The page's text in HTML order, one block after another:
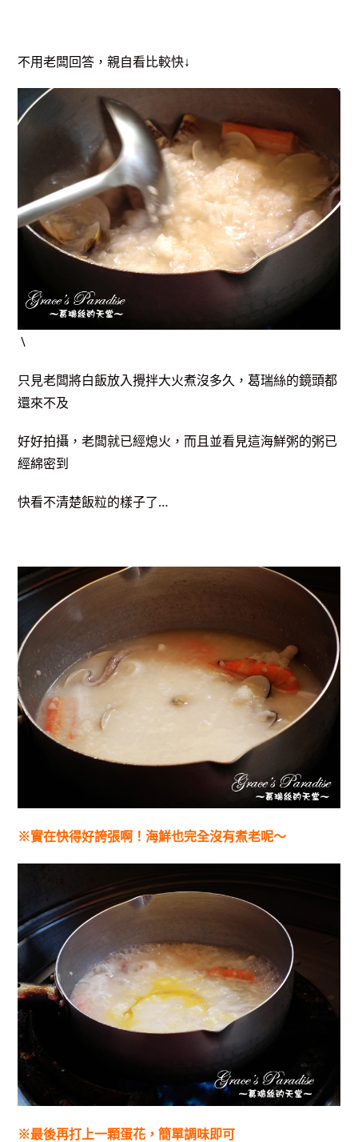
不用老闆回答，親自看比較快↓
\
只見老闆將白飯放入攪拌大火煮沒多久，葛瑞絲的鏡頭都
還來不及
好好拍攝，老闆就已經熄火，而且並看見這海鮮粥的粥已
經綿密到
快看不清楚飯粒的樣子了…
※實在快得好誇張啊！海鮮也完全沒有煮老呢～
※最後再打上一顆蛋花，簡單調味即可